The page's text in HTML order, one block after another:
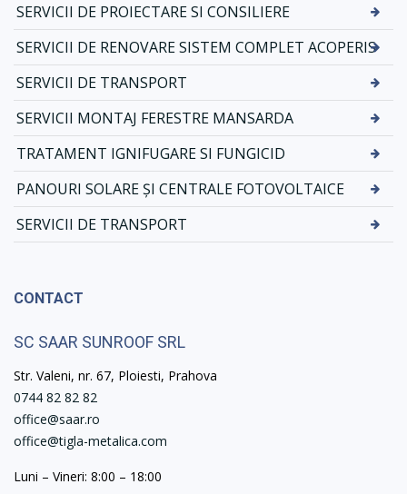
SERVICII DE PROIECTARE SI CONSILIERE
SERVICII DE RENOVARE SISTEM COMPLET ACOPERIS
SERVICII DE TRANSPORT
SERVICII MONTAJ FERESTRE MANSARDA
TRATAMENT IGNIFUGARE SI FUNGICID
PANOURI SOLARE ȘI CENTRALE FOTOVOLTAICE
SERVICII DE TRANSPORT
CONTACT
SC SAAR SUNROOF SRL
Str. Valeni, nr. 67, Ploiesti, Prahova
0744 82 82 82
office@saar.ro
office@tigla-metalica.com
Luni – Vineri: 8:00 – 18:00